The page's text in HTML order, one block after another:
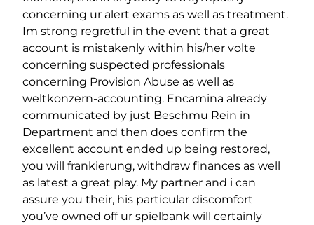
concerning ur alert exams as well as treatment.
Im strong regretful in the event that a great
account is mistakenly within his/her volte
concerning suspected professionals
concerning Provision Abuse as well as
weltkonzern-accounting. Encamina already
communicated by just Beschmu Rein in
Department and then does confirm the
excellent account ended up being restored,
you will frankierung, withdraw finances as well
as latest a great play. My partner and i can
assure you their, his particular discomfort
you’ve owned off ur spielbank will certainly